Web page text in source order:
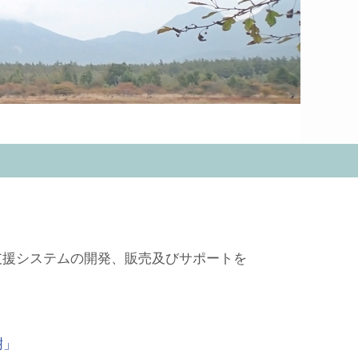
システムの開発、販売及びサポートを